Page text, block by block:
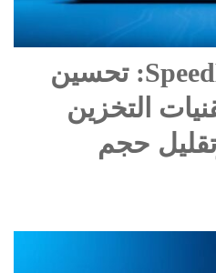
SpeedBlitz Optimizer: تحسين
التخزين
حجم